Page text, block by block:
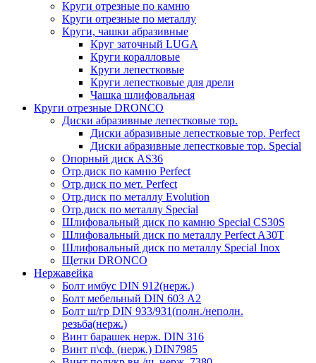
Круги отрезные по камню
Круги отрезные по металлу
Круги, чашки абразивные
Круг заточный LUGA
Круги коралловые
Круги лепестковые
Круги лепестковые для дрели
Чашка шлифовальная
Круги отрезные DRONCO
Диски абразивные лепестковые тор.
Диски абразивные лепестковые тор. Perfect
Диски абразивные лепестковые тор. Speciаl
Опорный диск AS36
Отр.диск по камню Perfect
Отр.диск по мет. Perfect
Отр.диск по металлу Evolution
Отр.диск по металлу Special
Шлифовальный диск по камню Special CS30S
Шлифовальный диск по металлу Perfect A30T
Шлифовальный диск по металлу Special Inox
Щетки DRONCO
Нержавейка
Болт имбус DIN 912(нерж.)
Болт мебельный DIN 603 А2
Болт ш/гр DIN 933/931(полн./неполн.
резьба(нерж.)
Винт барашек нерж. DIN 316
Винт п\сф. (нерж.) DIN7985